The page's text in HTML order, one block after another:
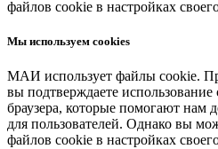
файлов cookie в настройках
Мы используем cookies
МАИ использует файлы cookie.
вы подтверждаете
браузера, которые помогают нам
для пользователей. Однако вы
файлов cookie в настройках